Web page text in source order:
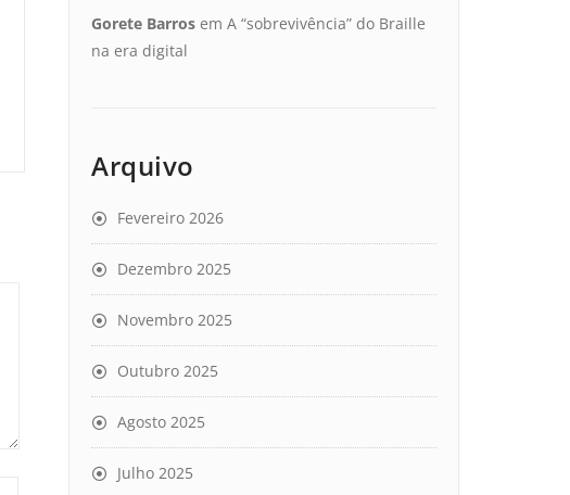
Gorete Barros em A “sobrevivência” do Braille
na era digital
Arquivo
Fevereiro 2026
Dezembro 2025
Novembro 2025
Outubro 2025
Agosto 2025
Julho 2025